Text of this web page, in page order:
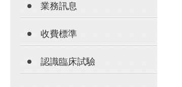
業務訊息
收費標準
認識臨床試驗